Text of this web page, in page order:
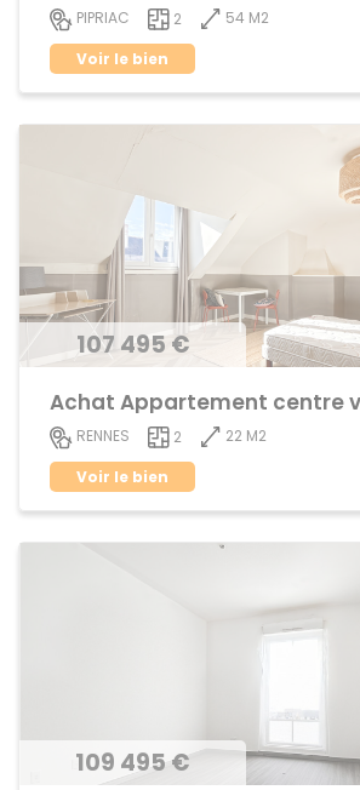
PIPRIAC 2
54 M2
Voir le bien
107 495 €
RENNES 2
22 M2
Voir le bien
109 495 €